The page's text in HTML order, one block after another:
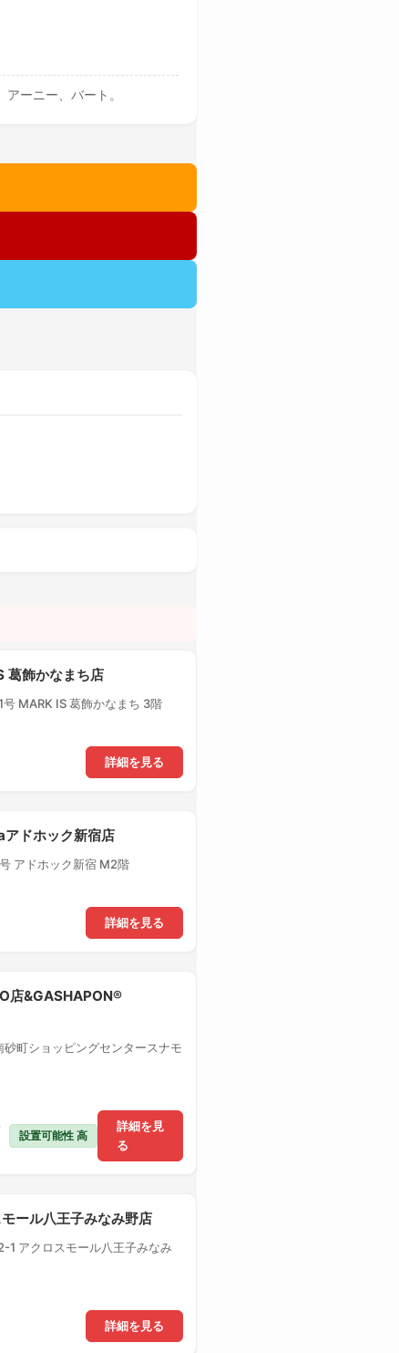
ーニー、バート。
葛飾かなまち店
MARK IS 葛飾かなまち 3階
詳細を見る
ドホック新宿店
アドホック新宿 M2階
詳細を見る
店&GASHAPON®
町ショッピングセンタースナモ
詳細を見
る
設置可能性 高
ール八王子みなみ野店
1 アクロスモール八王子みなみ
詳細を見る